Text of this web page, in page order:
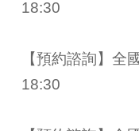
18:30
【預約諮詢】全
18:30